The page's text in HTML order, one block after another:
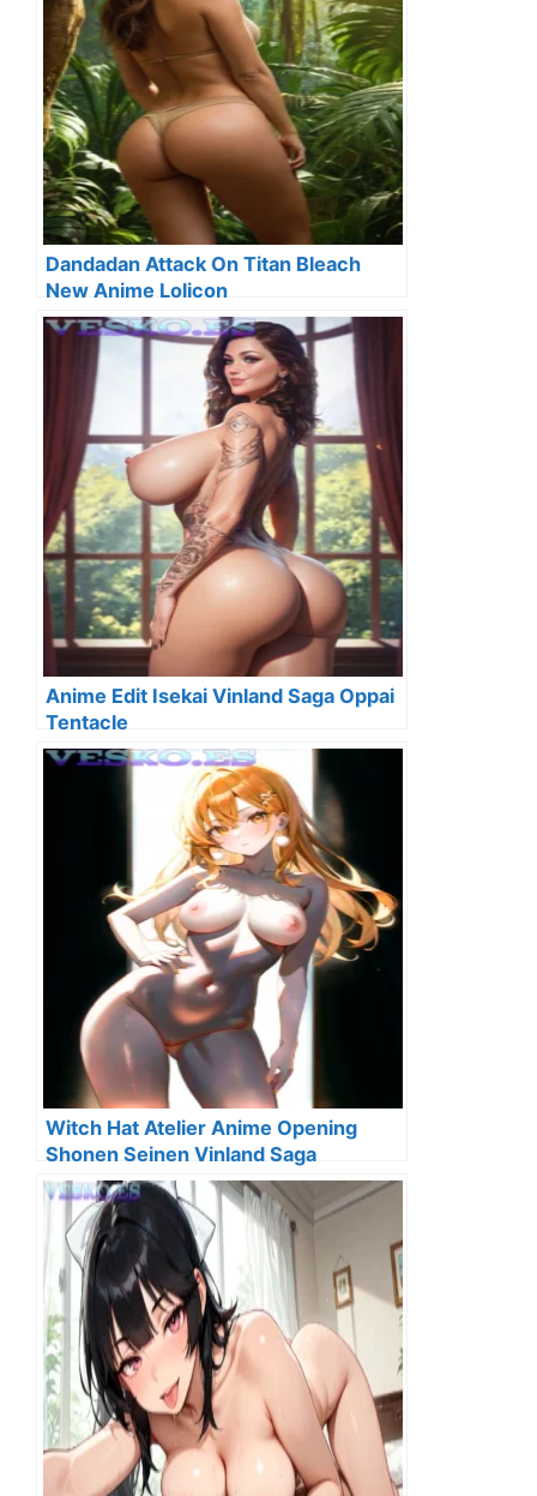
Dandadan Attack On Titan Bleach
New Anime Lolicon
Anime Edit Isekai Vinland Saga Oppai
Tentacle
Witch Hat Atelier Anime Opening
Shonen Seinen Vinland Saga